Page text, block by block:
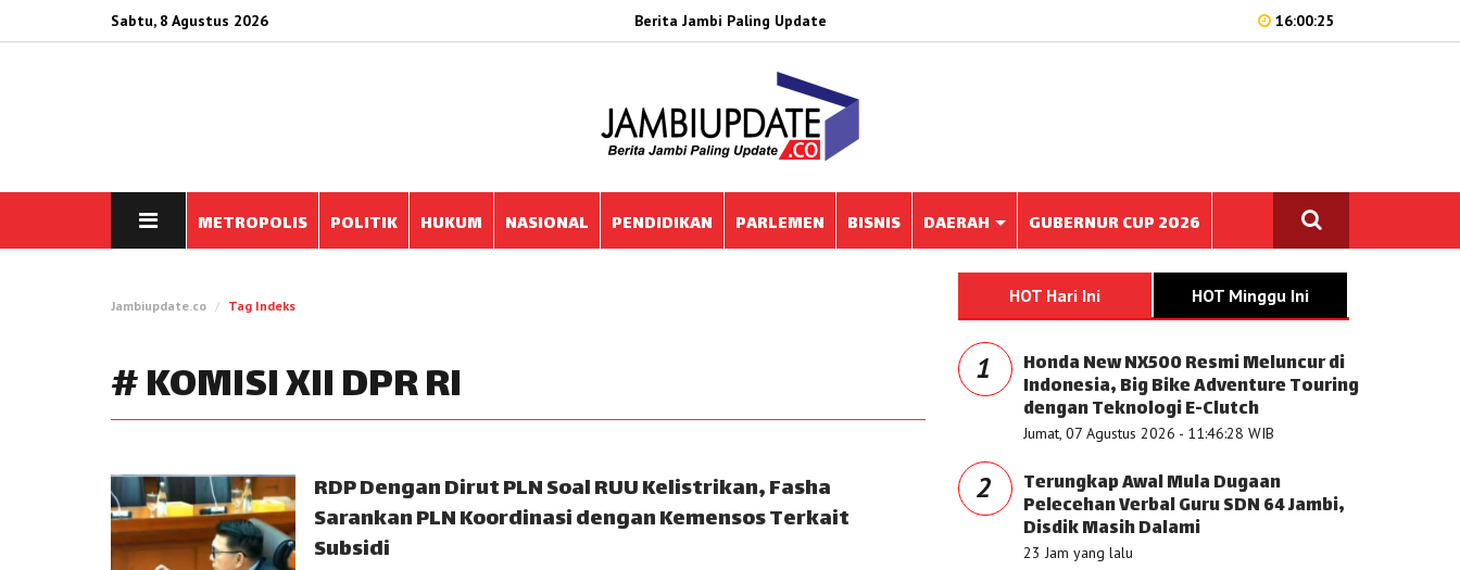
Sabtu, 8 Agustus 2026 Berita Jambi Paling Update 16:00:25
METROPOLIS POLITIK HUKUM NASIONAL PENDIDIKAN PARLEMEN BISNIS DAERAH GUBERNUR CUP 2026
Jambiupdate.co Tag Indeks
# KOMISI XII DPR RI
RDP Dengan Dirut PLN Soal RUU Kelistrikan, Fasha
Sarankan PLN Koordinasi dengan Kemensos Terkait
Subsidi
HOT Hari Ini HOT Minggu Ini
1 Honda New NX500 Resmi Meluncur di
Indonesia, Big Bike Adventure Touring
dengan Teknologi E-Clutch
Jumat, 07 Agustus 2026 - 11:46:28 WIB
2 Terungkap Awal Mula Dugaan
Pelecehan Verbal Guru SDN 64 Jambi,
Disdik Masih Dalami
23 Jam yang lalu